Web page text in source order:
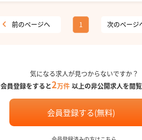
前のページへ 1 次のページ
気になる求人が見つからないですか？
会員登録をすると2万件 以上の非公開求人を閲
会員登録する(無料)